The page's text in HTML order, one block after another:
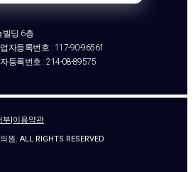
빌딩 6층
자등록번호 : 117-90-96561
등록번호 : 214-08-89575
부|이용약관
. ALL RIGHTS RESERVED